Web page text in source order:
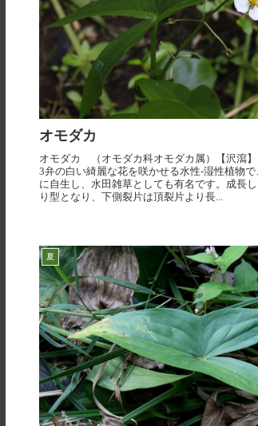
オモダカ
オモダカ （オモダカ科オモダカ属）【沢瀉】
3弁の白い綺麗な花を咲かせる水性-湿性植物で
に自生し、水田雑草としても有名です。成長
り型となり、下側裂片は頂裂片より長...
夏